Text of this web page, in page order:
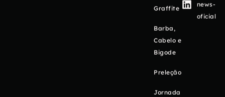
Graffite
Barba,
Cabelo e
Bigode
Preleção
Jornada
news-
oficial